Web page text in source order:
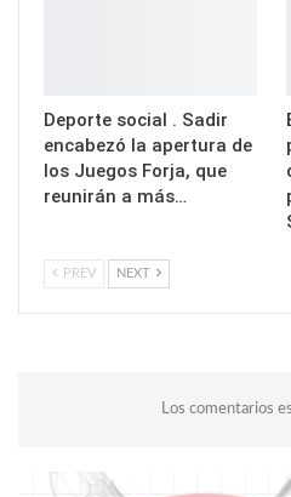
Deporte social . Sadir
encabezó la apertura de
los Juegos Forja, que
reunirán a más…
PREV NEXT
Los comentarios